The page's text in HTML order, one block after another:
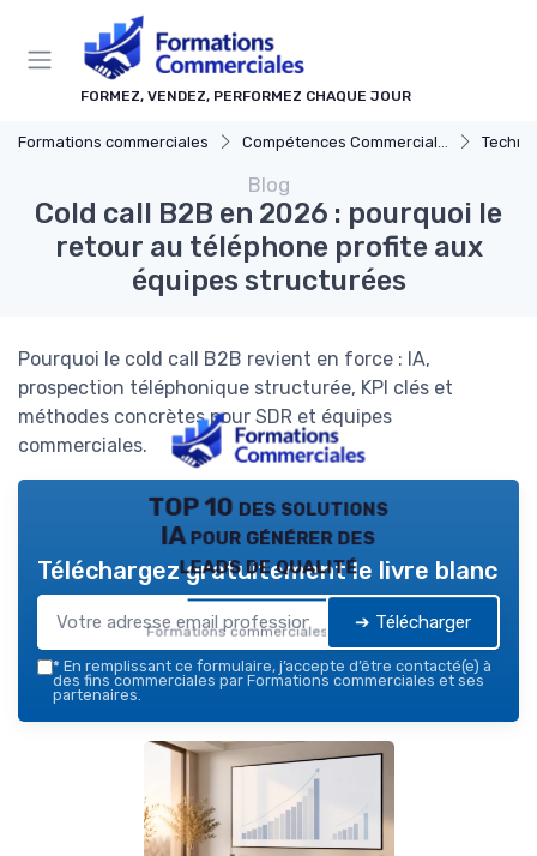
FORMEZ, VENDEZ, PERFORMEZ CHAQUE JOUR
Formations commerciales Compétences Commerciales Clés
Blog
Cold call B2B en 2026 : pourquoi le
retour au téléphone profite aux
équipes structurées
Pourquoi le cold call B2B revient en force : IA,
prospection téléphonique structurée, KPI clés et
méthodes concrètes pour SDR et équipes
commerciales.
TOP 10 des solutions
IA pour générer des
leads de qualité
Formations commerciales — 2026
Téléchargez gratuitement le livre blanc
➔ Télécharger
* En remplissant ce formulaire, j’accepte d’être contacté(e) à
des fins commerciales par Formations commerciales et ses
partenaires.
Panneau de gestion des cookies